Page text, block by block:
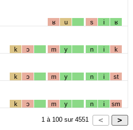
ʁ u s i ʁ
k ɔ m y n i k
k ɔ m y n i st
k ɔ m y n i sm
1 à 100 sur 4551